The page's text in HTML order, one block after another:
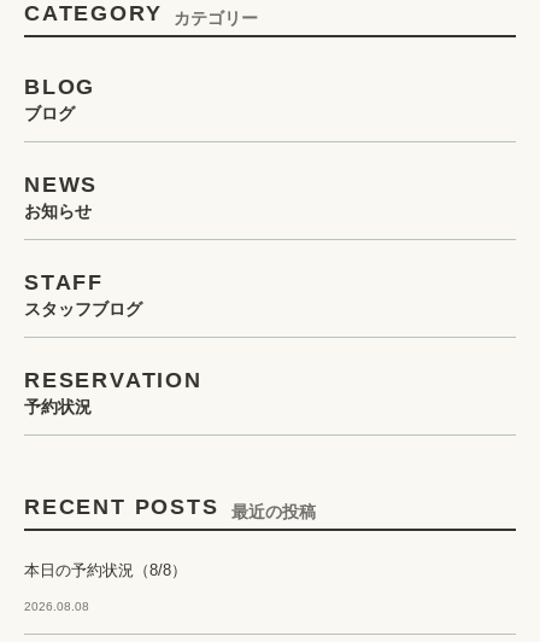
CATEGORY カテゴリー
BLOG
ブログ
NEWS
お知らせ
STAFF
スタッフブログ
RESERVATION
予約状況
RECENT POSTS 最近の投稿
本日の予約状況（8/8）
2026.08.08